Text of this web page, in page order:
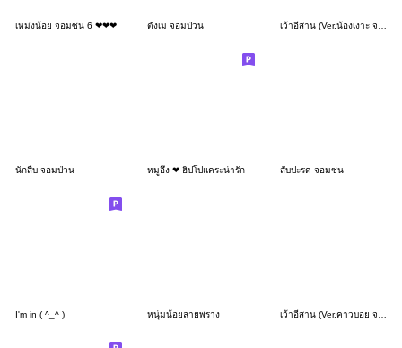
เหม่งน้อย จอมซน 6 ❤❤❤ ตังเม จอมป่วน
นักสืบ จอมป่วน หมูอึ่ง ❤ ฮิปโปแคระน่ารัก สับปะรด จอมซน
I'm in ( ^_^ ) หนุ่มน้อยลายพราง เว้าอีสาน (Ver.คาวบอย จอมซ่าส์)